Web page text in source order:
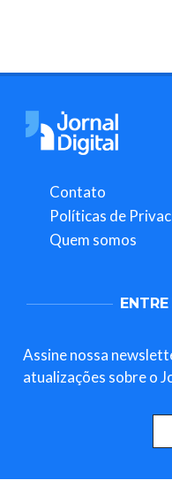
Contato
Políticas de
Quem somos
Assine nossa
atualizações sobre o